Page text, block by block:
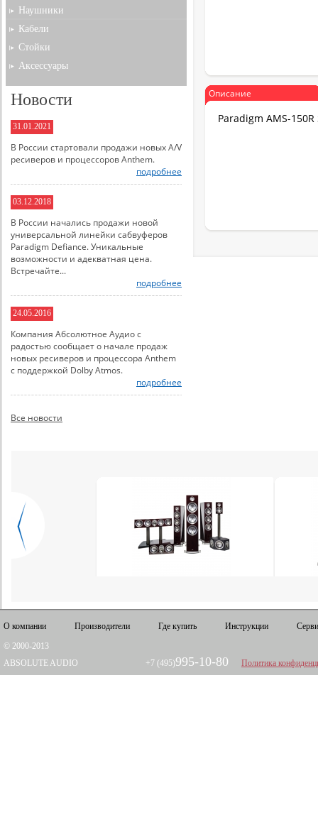
Описание
Paradigm AMS-
Наушники
Кабели
Стойки
Аксессуары
Новости
31.01.2021
В России стартовали продажи новых A/V
ресиверов и процессоров Anthem.
подробнее
03.12.2018
В России начались продажи новой
универсальной линейки сабвуферов
Paradigm Defiance. Уникальные
возможности и адекватная цена.
Встречайте...
подробнее
24.05.2016
Компания Абсолютное Аудио с
радостью сообщает о начале продаж
новых ресиверов и процессора Anthem
с поддержкой Dolby Atmos.
подробнее
Все новости
О компании Производители Где купить Инструкции
© 2000-2013
ABSOLUTE AUDIO
+7 (495)995-10-80 Политика